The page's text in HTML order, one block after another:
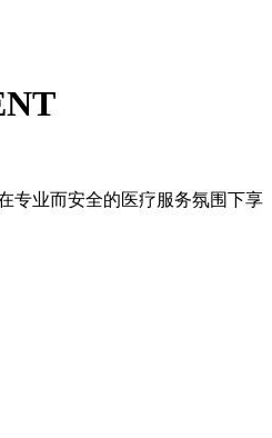
专业而安全的医疗服务氛围下享